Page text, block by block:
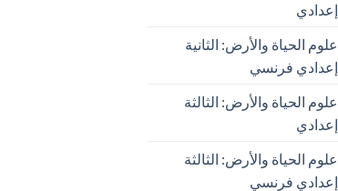
إعدادي
علوم الحياة والأرض: الثانية
إعدادي فرنسي
علوم الحياة والأرض: الثالثة
إعدادي
علوم الحياة والأرض: الثالثة
إعدادي فرنسي